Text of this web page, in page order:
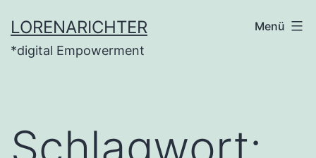
Inhalt
springen
LORENARICHTER
*digital Empowerment
Menü
Schlagwort: